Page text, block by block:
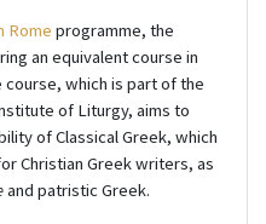
Rome programme, the
an equivalent course in
course, which is part of the
of Liturgy, aims to
of Classical Greek, which
Christian Greek writers, as
and patristic Greek.